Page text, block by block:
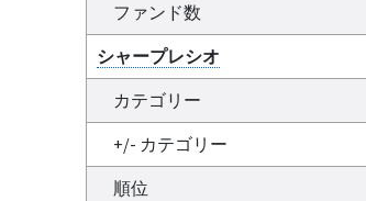
ファンド数
シャープレシオ
カテゴリー
+/- カテゴリー
順位